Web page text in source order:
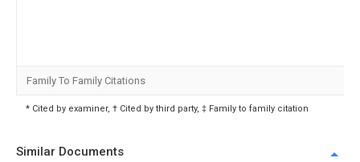
Family To Family Citations
* Cited by examiner, † Cited by third party, ‡ Family to family citation
Similar Documents